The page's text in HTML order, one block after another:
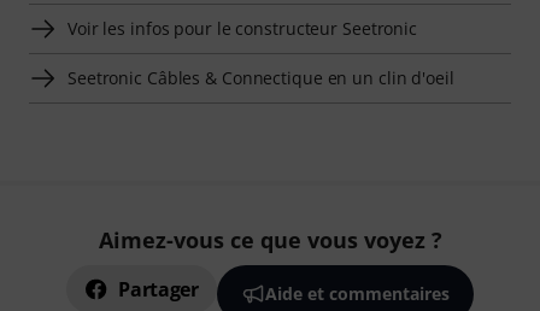
Voir les infos pour le constructeur Seetronic
Seetronic Câbles & Connectique en un clin d'oeil
Aimez-vous ce que vous voyez ?
Partager Aide et commentaires